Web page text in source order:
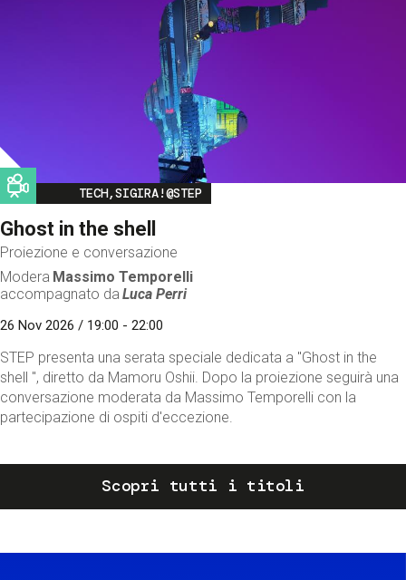
Image
TECH,SIGIRA!@STEP
Ghost in the shell
Proiezione e conversazione
Modera Massimo Temporelli
accompagnato da Luca Perri
26 Nov 2026 / 19:00 - 22:00
STEP presenta una serata speciale dedicata a "Ghost in the
shell ", diretto da Mamoru Oshii. Dopo la proiezione seguirà una
conversazione moderata da Massimo Temporelli con la
partecipazione di ospiti d'eccezione.
Scopri tutti i titoli